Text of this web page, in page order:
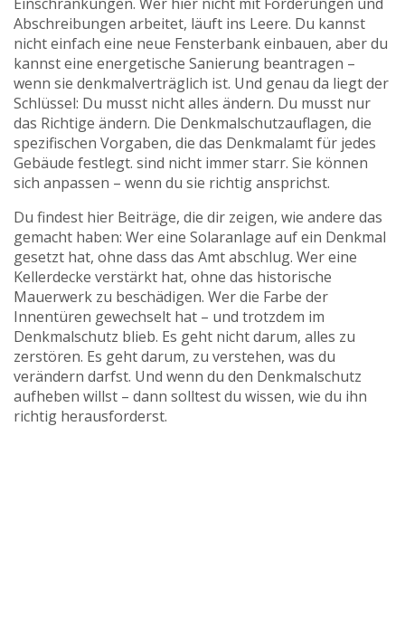
Abschreibungen arbeitet, läuft ins Leere. Du kannst
nicht einfach eine neue Fensterbank einbauen, aber du
kannst eine energetische Sanierung beantragen –
wenn sie denkmalverträglich ist. Und genau da liegt der
Schlüssel: Du musst nicht alles ändern. Du musst nur
das Richtige ändern. Die Denkmalschutzauflagen, die
spezifischen Vorgaben, die das Denkmalamt für jedes
Gebäude festlegt. sind nicht immer starr. Sie können
sich anpassen – wenn du sie richtig ansprichst.
Du findest hier Beiträge, die dir zeigen, wie andere das
gemacht haben: Wer eine Solaranlage auf ein Denkmal
gesetzt hat, ohne dass das Amt abschlug. Wer eine
Kellerdecke verstärkt hat, ohne das historische
Mauerwerk zu beschädigen. Wer die Farbe der
Innentüren gewechselt hat – und trotzdem im
Denkmalschutz blieb. Es geht nicht darum, alles zu
zerstören. Es geht darum, zu verstehen, was du
verändern darfst. Und wenn du den Denkmalschutz
aufheben willst – dann solltest du wissen, wie du ihn
richtig herausforderst.